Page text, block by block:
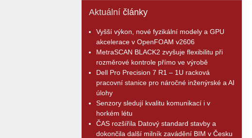
Aktuální články
Vyšší výkon, nové fyzikální modely a GPU
akcelerace v OpenFOAM v2606
MetraSCAN BLACK2 zvyšuje flexibilitu při
rozměrové kontrole přímo ve výrobě
Dell Pro Precision 7 R1 – 1U racková
pracovní stanice pro náročné inženýrské a AI
úlohy
Senzory sledují kvalitu komunikací i v
horkém létu
ČAS rozšířila Datový standard stavby a
dokončila další milník zavádění BIM v Česku